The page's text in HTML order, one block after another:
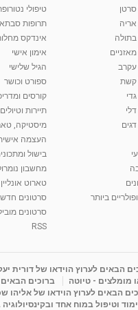
סרטן
אריה
בתולה
עקרב
קשת
ביותר
טיפולי
תרופות סבתא
אינדקס
אימון אישי
הגיל שלישי
ספורט וכושר
קורסים
תיירות וטיולים
מיסטיקה,
העצמה
בישול
מחשבון
טארוט אונליין
סרטונים
סרטונים
RSS
הבאים לערוץ הוידאו של דורית
מומלצים - טיוטה ברוכים
הבאים לערוץ הוידאו של אליהו
וטיפול במוח אחד